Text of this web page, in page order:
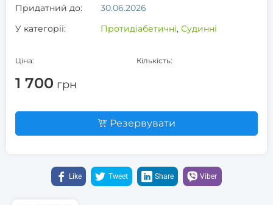
Придатний до:
30.06.2026
У категорії:
Протидіабетичні, Судинні
Ціна:
1 700 грн
Кількість:
Резервувати
Like Tweet Share Viber